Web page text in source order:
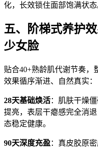
化，长效锁住面部饱满状态
五、阶梯式养护
少女脸
贴合40+熟龄肌代谢节奏，
效果循序渐进、自然真实：
28天基础焕活：肌肤干燥
提亮，表层干瘪感完全消
态稳定健康。
90天深度充盈：真皮胶原